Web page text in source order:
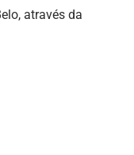
através da